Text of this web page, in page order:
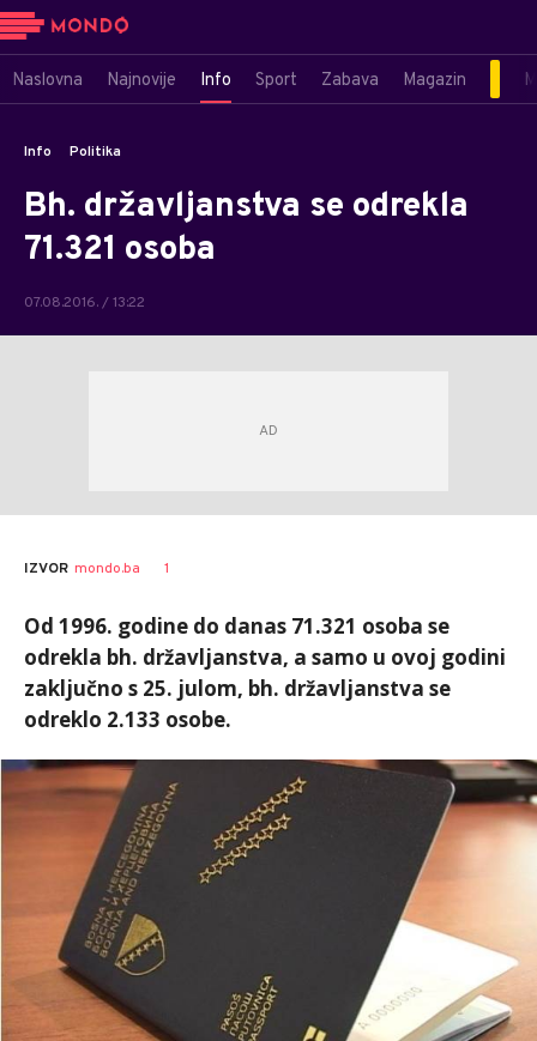
Naslovna Najnovije Info Sport Zabava Magazin
Info Politika
Bh. državljanstva se odrekla
71.321 osoba
07.08.2016. / 13:22
IZVOR mondo.ba 1
Od 1996. godine do danas 71.321 osoba se
odrekla bh. državljanstva, a samo u ovoj godini
zaključno s 25. julom, bh. državljanstva se
odreklo 2.133 osobe.